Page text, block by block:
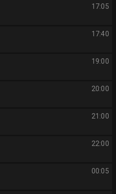
17:05
17:40
19:00
20:00
21:00
22:00
00:05